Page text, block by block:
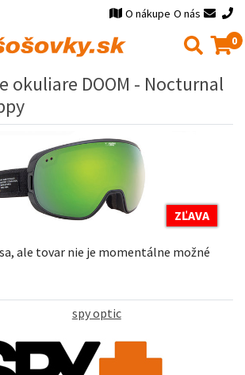
O nákupe O nás
0
okuliare DOOM - Nocturnal
ZĽAVA
ale tovar nie je momentálne možné
spy optic